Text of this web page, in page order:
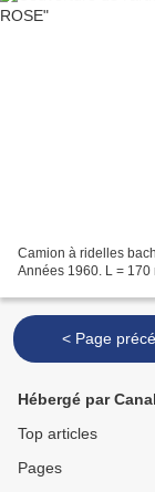
Camion à ridelles
Années 1960. L = 170
< Page
Hébergé par
Top articles
Pages